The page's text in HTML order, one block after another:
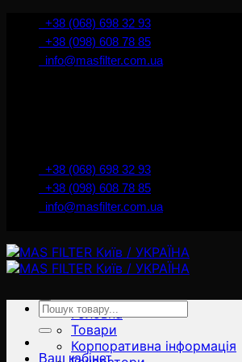
İçeriğe+38 (068) 698 32 93
+38 (098) 608 78 85
info@masfilter.com.ua
+38 (068) 698 32 93
+38 (098) 608 78 85
info@masfilter.com.ua
Головна
Товари
Корпоративна інформація
Ara:
Ваш кабінет